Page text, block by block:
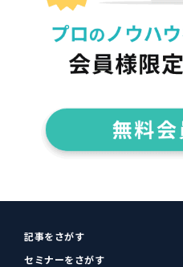
記事をさがす
セミナーをさがす